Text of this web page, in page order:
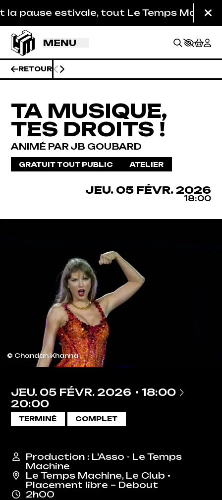
pause estivale, tout Le Temps Machine
MENU
RETOUR
TA MUSIQUE,
TES DROITS !
ANIMÉ PAR JB GOUBARD
GRATUIT TOUT PUBLIC ATELIER
JEUDI
JEU. 05 FÉVRIER
FÉVR. 2026
18:00
© Chandan Khanna
JEU. 05 FÉVR. 2026 18:00 À
20:00
TERMINÉ COMPLET
Production : L'Asso - Le Temps
Machine
Le Temps Machine, Le Club •
Placement libre – Debout
2h00